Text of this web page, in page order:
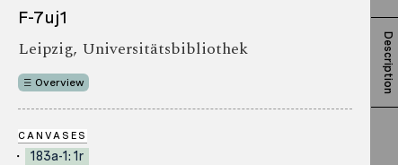
F-7uj1
Leipzig, Universitätsbibliothek
Overview
CANVASES
183a-1: 1r
Description